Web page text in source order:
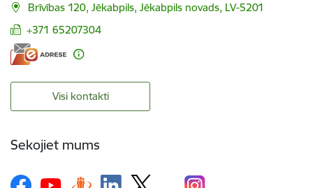
Brīvības 120, Jēkabpils, Jēkabpils novads, LV-5201
+371 65207304
Visi kontakti
Sekojiet mums